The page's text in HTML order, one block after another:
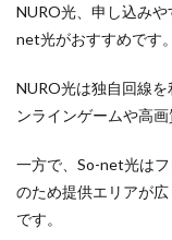
NURO光、申し込み
net光がおすすめです。
NURO光は独自回線
ンラインゲームや高
一方で、So-net光は
のため提供エリアが
です。